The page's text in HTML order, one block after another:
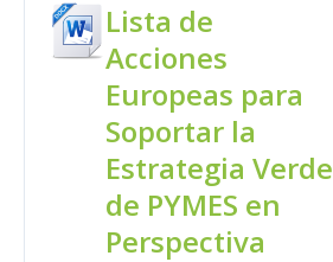
Lista de
Acciones
Europeas para
Soportar la
Estrategia Verde
de PYMES en
Perspectiva